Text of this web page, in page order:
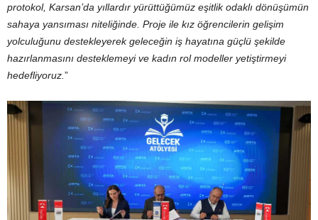
protokol, Karsan’da yıllardır yürüttüğümüz eşitlik odaklı dönüşümün
sahaya yansıması niteliğinde. Proje ile kız öğrencilerin gelişim
yolculuğunu destekleyerek geleceğin iş hayatına güçlü şekilde
hazırlanmasını desteklemeyi ve kadın rol modeller yetiştirmeyi
hedefliyoruz. ”